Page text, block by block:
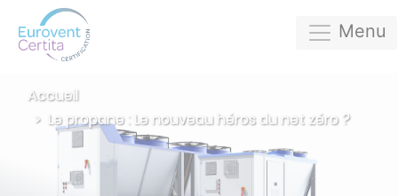
Menu
Accueil
Le propane : Le nouveau héros du net zéro ?